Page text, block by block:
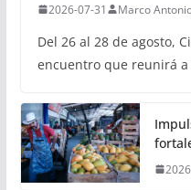
2026-07-31 Marco
Del 26 al 28 de agosto,
encuentro que reunirá